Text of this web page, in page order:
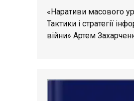
«Наративи масового
Тактики і стратегії
війни» Артем